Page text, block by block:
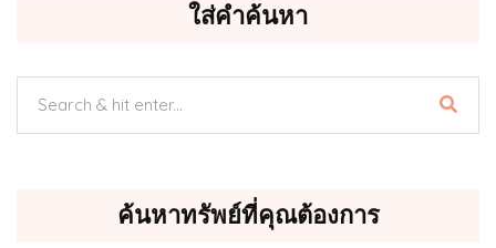
ใส่คำค้นหา
ค้นหาทรัพย์ที่คุณต้องการ